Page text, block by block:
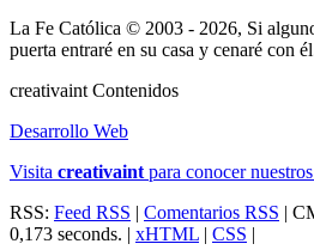
La Fe Católica © 2003 - 2026, Si
puerta entraré en su casa y cenaré con
creativaint Contenidos
Desarrollo Web
Visita creativaint para conocer
RSS: Feed RSS | Comentarios RSS |
0,173 seconds. | xHTML | CSS |